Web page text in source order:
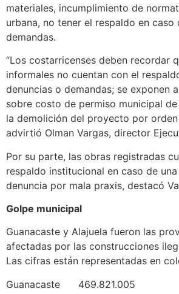
materiales, incumplimiento de
urbana, no tener el respaldo en caso
demandas.
“Los costarricenses deben recordar
informales no cuentan con el
denuncias o demandas; se exponen
sobre costo de permiso municipal
la demolición del proyecto por orden
advirtió Olman Vargas, director
Por su parte, las obras registradas
respaldo institucional en caso de
denuncia por mala praxis, destacó
Golpe municipal
Guanacaste y Alajuela fueron las
afectadas por las construcciones
Las cifras están representadas en
Guanacaste 469.821.005